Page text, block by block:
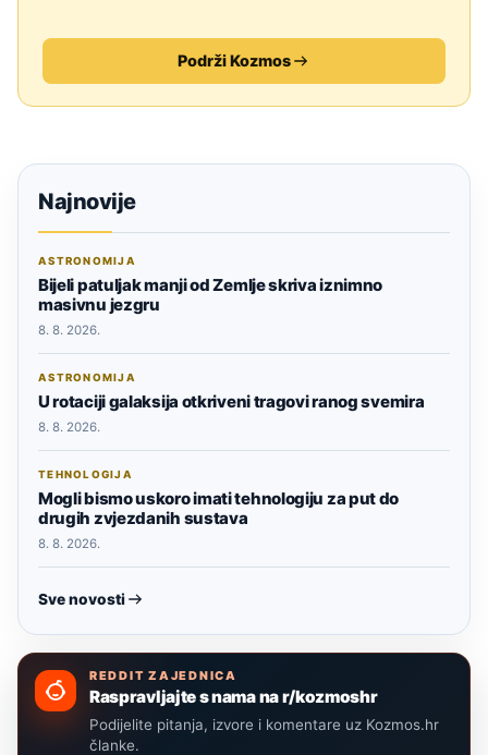
Podrži Kozmos
Najnovije
ASTRONOMIJA
Bijeli patuljak manji od Zemlje skriva iznimno
masivnu jezgru
8. 8. 2026.
ASTRONOMIJA
U rotaciji galaksija otkriveni tragovi ranog svemira
8. 8. 2026.
TEHNOLOGIJA
Mogli bismo uskoro imati tehnologiju za put do
drugih zvjezdanih sustava
8. 8. 2026.
Sve novosti
REDDIT ZAJEDNICA
Raspravljajte s nama na r/kozmoshr
Podijelite pitanja, izvore i komentare uz Kozmos.hr
članke.